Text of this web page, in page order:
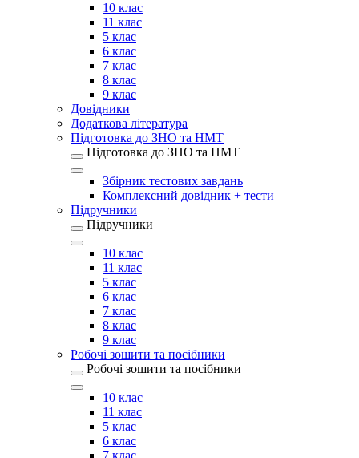
10 клас
11 клас
5 клас
6 клас
7 клас
8 клас
9 клас
Довідники
Додаткова література
Підготовка до ЗНО та НМТ
Підготовка до ЗНО та НМТ
Збірник тестових завдань
Комплексний довідник + тести
Підручники
Підручники
10 клас
11 клас
5 клас
6 клас
7 клас
8 клас
9 клас
Робочі зошити та посібники
Робочі зошити та посібники
10 клас
11 клас
5 клас
6 клас
7 клас